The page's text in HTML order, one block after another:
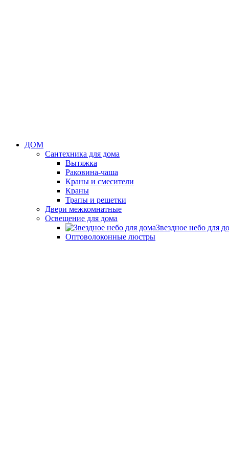
ДОМ
Сантехника для дома
Вытяжка
Раковина-чаша
Краны и смесители
Краны
Трапы и решетки
Двери межкомнатные
Освещение для дома
Звездное небо для
Оптоволоконные люстры